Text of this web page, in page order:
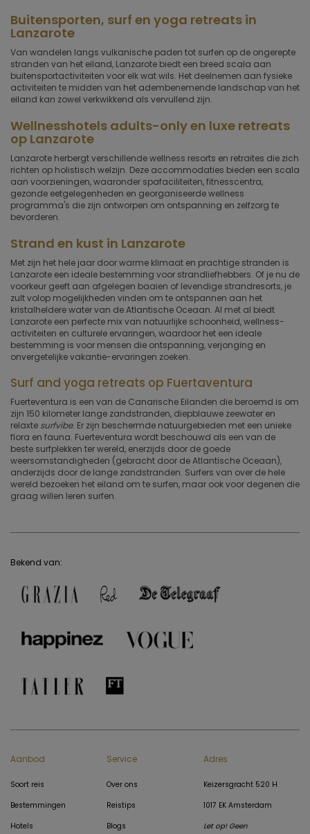
Buitensporten, surf en yoga retreats in
Lanzarote
Van wandelen langs vulkanische paden tot surfen op de ongerepte
stranden van het eiland, Lanzarote biedt een breed scala aan
buitensportactiviteiten voor elk wat wils. Het deelnemen aan fysieke
activiteiten te midden van het adembenemende landschap van het
eiland kan zowel verkwikkend als vervullend zijn.
Wellnesshotels adults-only en luxe retreats
op Lanzarote
Lanzarote herbergt verschillende wellness resorts en retraites die zich
richten op holistisch welzijn. Deze accommodaties bieden een scala
aan voorzieningen, waaronder spafaciliteiten, fitnesscentra,
gezonde eetgelegenheden en georganiseerde wellness
programma's die zijn ontworpen om ontspanning en zelfzorg te
bevorderen.
Strand en kust in Lanzarote
Met zijn het hele jaar door warme klimaat en prachtige stranden is
Lanzarote een ideale bestemming voor strandliefhebbers. Of je nu de
voorkeur geeft aan afgelegen baaien of levendige strandresorts, je
zult volop mogelijkheden vinden om te ontspannen aan het
kristalheldere water van de Atlantische Oceaan. Al met al biedt
Lanzarote een perfecte mix van natuurlijke schoonheid, wellness-
activiteiten en culturele ervaringen, waardoor het een ideale
bestemming is voor mensen die ontspanning, verjonging en
onvergetelijke vakantie-ervaringen zoeken.
Surf and yoga retreats op Fuertaventura
Fuerteventura is een van de Canarische Eilanden die beroemd is om
zijn 150 kilometer lange zandstranden, diepblauwe zeewater en
relaxte surfvibe. Er zijn beschermde natuurgebieden met een unieke
flora en fauna. Fuerteventura wordt beschouwd als een van de
beste surfplekken ter wereld, enerzijds door de goede
weersomstandigheden (gebracht door de Atlantische Oceaan),
anderzijds door de lange zandstranden. Surfers van over de hele
wereld bezoeken het eiland om te surfen, maar ook voor degenen die
graag willen leren surfen.
Bekend van:
Aanbod
Soort reis
Bestemmingen
Hotels
Service
Over ons
Reistips
Blogs
Adres
Keizersgracht 520 H
1017 EK Amsterdam
Let op! Geen